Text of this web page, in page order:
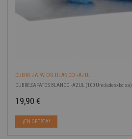
CUBREZAPATOS BLANCO -AZUL...
CUBREZAPATOS BLANCO -AZUL (100 Unidadesxbolsa)
19,90 €
¡EN OFERTA!